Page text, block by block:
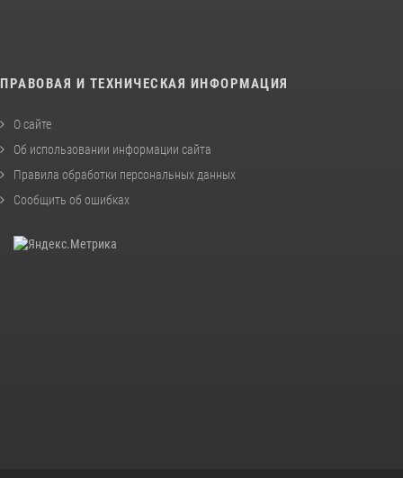
ПРАВОВАЯ И ТЕХНИЧЕСКАЯ ИНФОРМАЦИЯ
О сайте
Об использовании информации сайта
Правила обработки персональных данных
Сообщить об ошибках